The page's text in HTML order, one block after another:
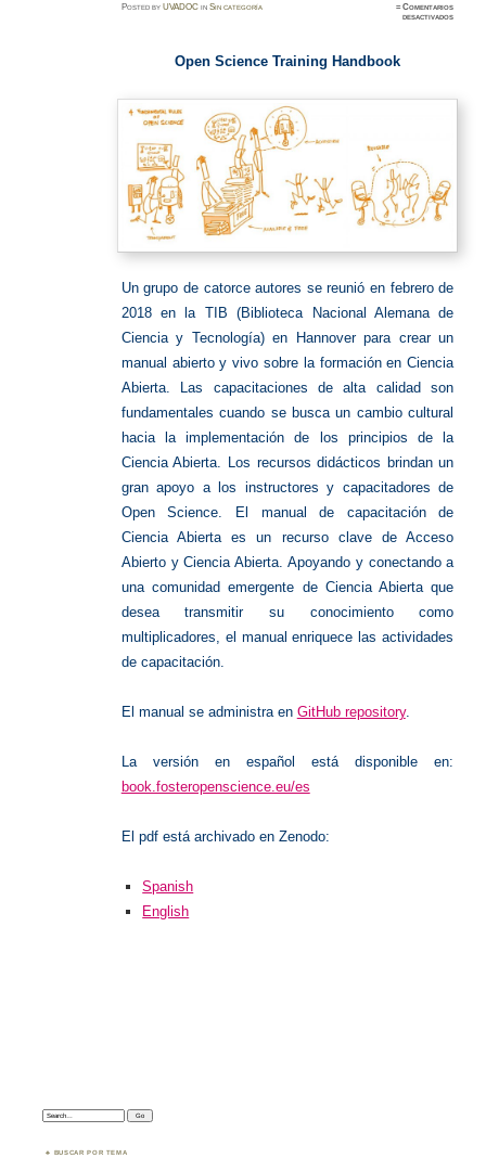
PostedbyUVADOC inSin categoría ≈Comentarios
desactivadosen
Open Science Training Handbook
Un grupo de catorce autores se reunió en febrero de
2018 en la TIB (Biblioteca Nacional Alemana de
Ciencia y Tecnología) en Hannover para crear un
manual abierto y vivo sobre la formación en Ciencia
Abierta.
Las capacitaciones de alta calidad son
fundamentales cuando se busca un cambio cultural
hacia la implementación de los principios de la
Ciencia Abierta. Los recursos didácticos brindan un
gran apoyo a los instructores y capacitadores de
Open Science.
El manual de capacitación de
Ciencia Abierta es un recurso clave de Acceso
Abierto y Ciencia Abierta. Apoyando y conectando a
una comunidad emergente de Ciencia Abierta que
desea transmitir su conocimiento como
multiplicadores, el manual enriquece las actividades
de capacitación.
El manual se administra en GitHub repository.
La versión en español está disponible en:
book.fosteropenscience.eu/es
El pdf está archivado en Zenodo:
Spanish
English
Search:
BUSCAR POR TEMA